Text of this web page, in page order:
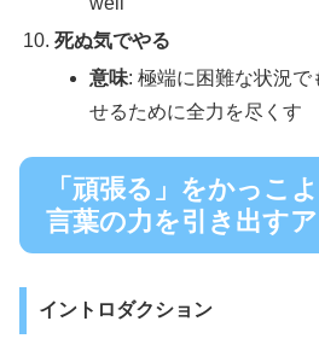
死ぬ気でやる
意味: 極端に困難な状況で
せるために全力を尽くす
「頑張る」をかっこ
言葉の力を引き出す
イントロダクション